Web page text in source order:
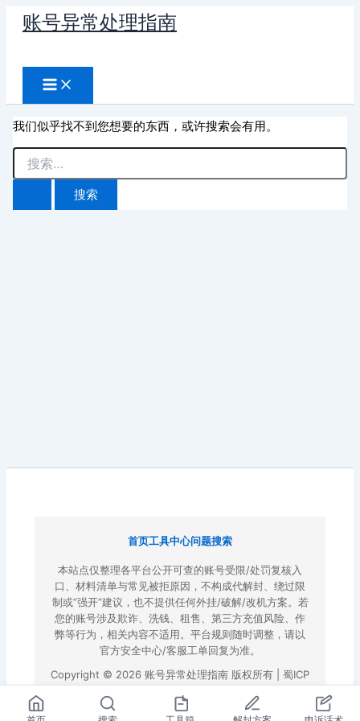
账号异常处理指南
索
我们似乎找不到您想要的东西，或许搜索会有用。
搜
索：
首页工具中心问题搜索
本站点仅整理各平台公开可查的账号受限/处罚复核入
口、材料清单与常见被拒原因，不构成代解封、绕过限
制或“强开”建议，也不提供任何外挂/破解/改机方案。若
您的账号涉及欺诈、洗钱、租售、第三方充值风险、作
弊等行为，相关内容不适用。平台规则随时调整，请以
官方安全中心/客服工单回复为准。
Copyright © 2026 账号异常处理指南 版权所有 | 蜀ICP